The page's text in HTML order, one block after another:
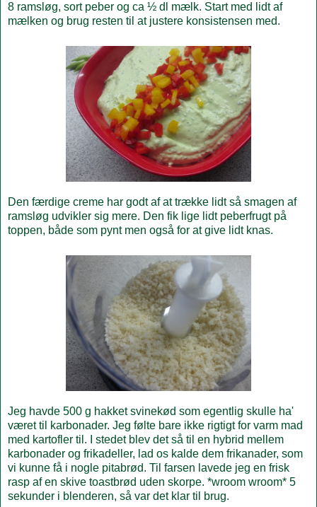
8 ramsløg, sort peber og ca ½ dl mælk. Start med lidt af
mælken og brug resten til at justere konsistensen med.
Den færdige creme har godt af at trække lidt så smagen af
ramsløg udvikler sig mere. Den fik lige lidt peberfrugt på
toppen, både som pynt men også for at give lidt knas.
Jeg havde 500 g hakket svinekød som egentlig skulle ha'
været til karbonader. Jeg følte bare ikke rigtigt for varm mad
med kartofler til. I stedet blev det så til en hybrid mellem
karbonader og frikadeller, lad os kalde dem frikanader, som
vi kunne få i nogle pitabrød. Til farsen lavede jeg en frisk
rasp af en skive toastbrød uden skorpe. *wroom wroom* 5
sekunder i blenderen, så var det klar til brug.